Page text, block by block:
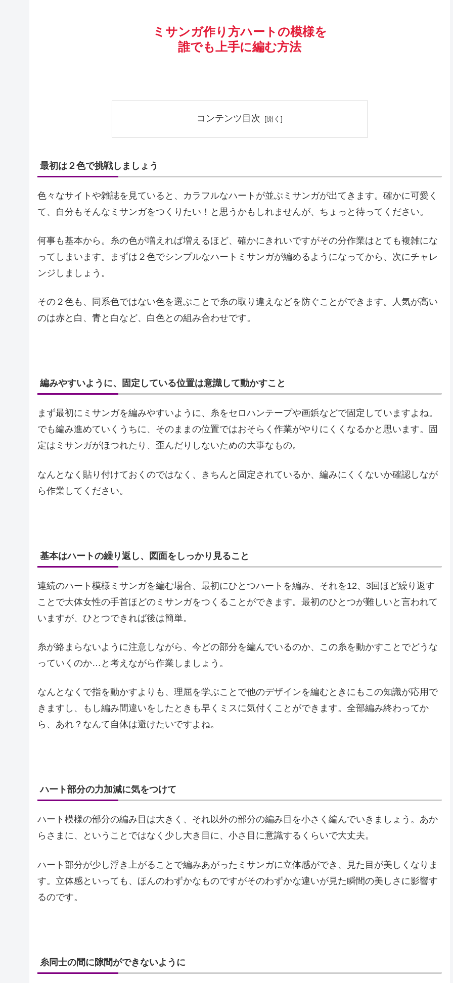
ミサンガ作り方ハートの模様を
誰でも上手に編む方法
コンテンツ目次
最初は２色で挑戦しましょう
色々なサイトや雑誌を見ていると、カラフルなハートが並ぶミサンガが出てきます。確かに可愛く
て、自分もそんなミサンガをつくりたい！と思うかもしれませんが、ちょっと待ってください。
何事も基本から。糸の色が増えれば増えるほど、確かにきれいですがその分作業はとても複雑にな
ってしまいます。まずは２色でシンプルなハートミサンガが編めるようになってから、次にチャレ
ンジしましょう。
その２色も、同系色ではない色を選ぶことで糸の取り違えなどを防ぐことができます。人気が高い
のは赤と白、青と白など、白色との組み合わせです。
編みやすいように、固定している位置は意識して動かすこと
まず最初にミサンガを編みやすいように、糸をセロハンテープや画鋲などで固定していますよね。
でも編み進めていくうちに、そのままの位置ではおそらく作業がやりにくくなるかと思います。固
定はミサンガがほつれたり、歪んだりしないための大事なもの。
なんとなく貼り付けておくのではなく、きちんと固定されているか、編みにくくないか確認しなが
ら作業してください。
基本はハートの繰り返し、図面をしっかり見ること
連続のハート模様ミサンガを編む場合、最初にひとつハートを編み、それを12、3回ほど繰り返す
ことで大体女性の手首ほどのミサンガをつくることができます。最初のひとつが難しいと言われて
いますが、ひとつできれば後は簡単。
糸が絡まらないように注意しながら、今どの部分を編んでいるのか、この糸を動かすことでどうな
っていくのか…と考えながら作業しましょう。
なんとなくで指を動かすよりも、理屈を学ぶことで他のデザインを編むときにもこの知識が応用で
きますし、もし編み間違いをしたときも早くミスに気付くことができます。全部編み終わってか
ら、あれ？なんて自体は避けたいですよね。
ハート部分の力加減に気をつけて
ハート模様の部分の編み目は大きく、それ以外の部分の編み目を小さく編んでいきましょう。あか
らさまに、ということではなく少し大き目に、小さ目に意識するくらいで大丈夫。
ハート部分が少し浮き上がることで編みあがったミサンガに立体感ができ、見た目が美しくなりま
す。立体感といっても、ほんのわずかなものですがそのわずかな違いが見た瞬間の美しさに影響す
るのです。
糸同士の間に隙間ができないように